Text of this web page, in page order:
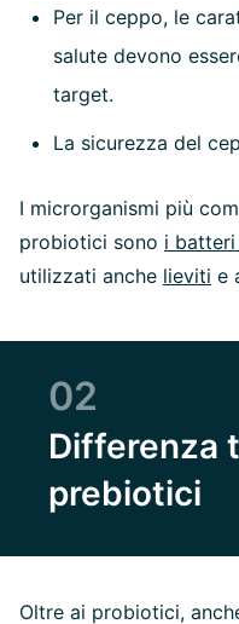
Per il ceppo, le
salute devono
target.
La sicurezza del
I microrganismi più
probiotici sono i
utilizzati anche lieviti e
02
Differenza
prebiotici
Oltre ai probiotici,